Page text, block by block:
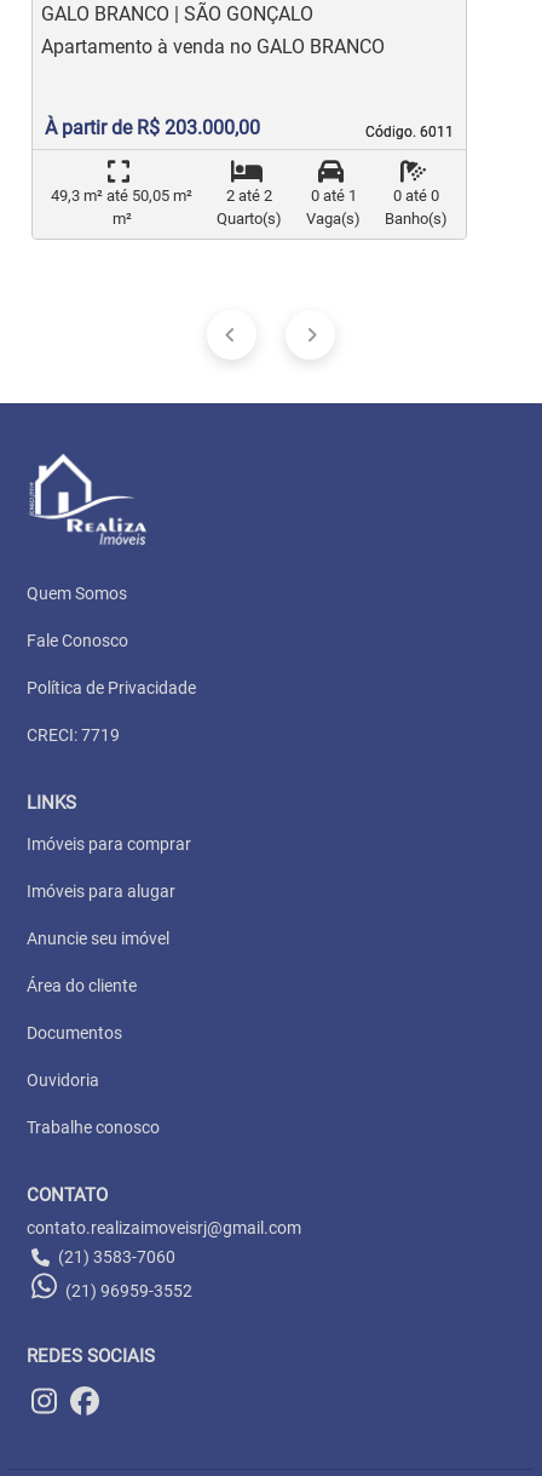
GALO BRANCO | SÃO GONÇALO
Código. 6011
Código. 6011
Apartamento à venda no GALO BRANCO
À partir de R$ 203.000,00
49,3 m² até 50,05 m²
m²
2 até 2
Quarto(s)
0 até 1
Vaga(s)
0 até 0
Banho(s)
Quem Somos
Fale Conosco
Política de Privacidade
CRECI: 7719
LINKS
Imóveis para comprar
Imóveis para alugar
Anuncie seu imóvel
Área do cliente
Documentos
Ouvidoria
Trabalhe conosco
CONTATO
contato.realizaimoveisrj@gmail.com
(21) 3583-7060
(21) 96959-3552
REDES SOCIAIS